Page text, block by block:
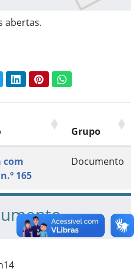
abertas.
conteúdo:
LinkedInPinterestWhatsApp
Grupo
com
165
Documento